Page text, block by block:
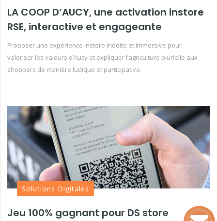
LA COOP D’AUCY, une activation instore
RSE, interactive et engageante
Proposer une expérience instore inédite et immersive pour
valoriser les valeurs d’Aucy et expliquer l’agriculture plurielle aux
shoppers de manière ludique et participative.
Solutions Digitales
Jeu 100% gagnant pour DS store